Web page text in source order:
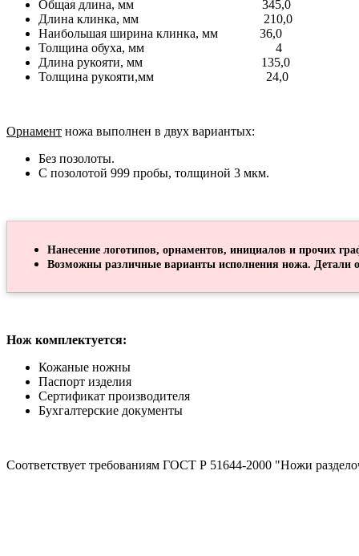
Общая длина, мм 345,0
Длина клинка, мм 210,0
Наибольшая ширина клинка, мм 36,0
Толщина обуха, мм 4
Длина рукояти, мм 135,0
Толщина рукояти,мм 24,0
Орнамент ножа выполнен в двух вариантых:
Без позолоты.
С позолотой 999 пробы, толщиной 3 мкм.
Нанесение логотипов, орнаментов, инициалов и прочих
Возможны различные варианты исполнения ножа. Детали
Нож комплектуется:
Кожаные ножны
Паспорт изделия
Сертификат производителя
Бухгалтерские документы
Соответствует требованиям ГОСТ Р 51644-2000 "Ножи